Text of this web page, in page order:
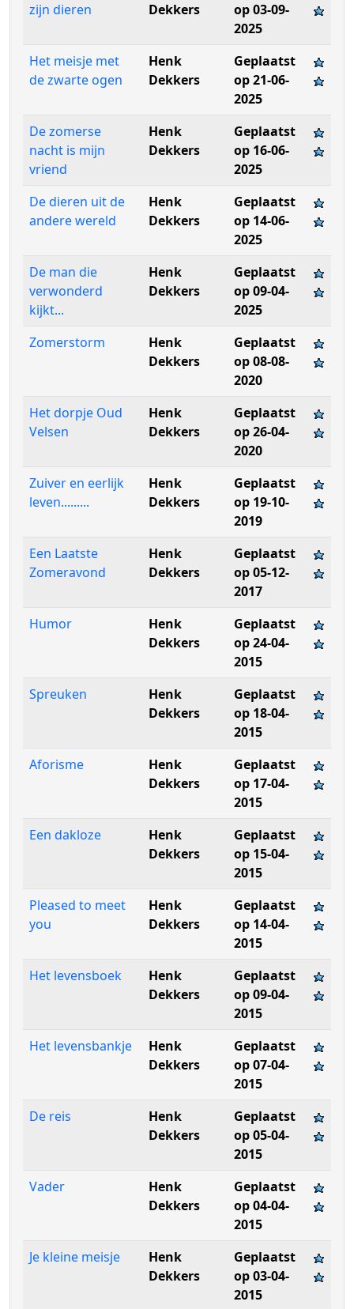
zijn dieren
Dekkers
op 03-09-
2025
Het meisje met
de zwarte ogen
Henk
Dekkers
Geplaatst
op 21-06-
2025
De zomerse
nacht is mijn
vriend
Henk
Dekkers
Geplaatst
op 16-06-
2025
De dieren uit de
andere wereld
Henk
Dekkers
Geplaatst
op 14-06-
2025
De man die
verwonderd
kijkt...
Henk
Dekkers
Geplaatst
op 09-04-
2025
Zomerstorm
Henk
Dekkers
Geplaatst
op 08-08-
2020
Het dorpje Oud
Velsen
Henk
Dekkers
Geplaatst
op 26-04-
2020
Zuiver en eerlijk
leven.........
Henk
Dekkers
Geplaatst
op 19-10-
2019
Een Laatste
Zomeravond
Henk
Dekkers
Geplaatst
op 05-12-
2017
Humor
Henk
Dekkers
Geplaatst
op 24-04-
2015
Spreuken
Henk
Dekkers
Geplaatst
op 18-04-
2015
Aforisme
Henk
Dekkers
Geplaatst
op 17-04-
2015
Een dakloze
Henk
Dekkers
Geplaatst
op 15-04-
2015
Pleased to meet
you
Henk
Dekkers
Geplaatst
op 14-04-
2015
Het levensboek
Henk
Dekkers
Geplaatst
op 09-04-
2015
Het levensbankje
Henk
Dekkers
Geplaatst
op 07-04-
2015
De reis
Henk
Dekkers
Geplaatst
op 05-04-
2015
Vader
Henk
Dekkers
Geplaatst
op 04-04-
2015
Je kleine meisje
Henk
Dekkers
Geplaatst
op 03-04-
2015